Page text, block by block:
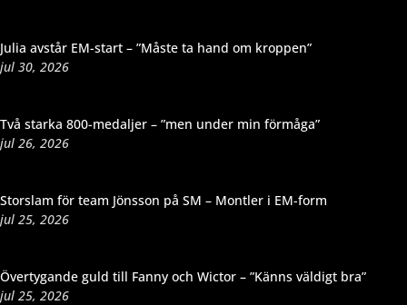
Julia avstår EM-start – ”Måste ta hand om kroppen”
jul 30, 2026
Två starka 800-medaljer – ”men under min förmåga”
jul 26, 2026
Storslam för team Jönsson på SM – Montler i EM-form
jul 25, 2026
Övertygande guld till Fanny och Wictor – ”Känns väldigt bra”
jul 25, 2026